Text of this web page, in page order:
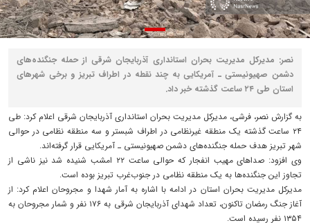
نصر: مدیرکل مدیریت بحران استانداری آذربایجان شرقی از حمله جنگنده‌های
دشمن صهیونیستی ـ آمریکایی به چند نقطه در اطراف تبریز و برخی شهرهای
استان طی ۲۴ ساعت گذشته خبر داد.
به گزارش نصر، فرشی، مدیرکل مدیریت بحران استانداری آذربایجان شرقی اعلام کرد: طی
۲۴ ساعت گذشته یک منطقه غیرنظامی در اطراف شبستر و سه منطقه نظامی در حوالی
شهر تبریز هدف حمله جنگنده‌های دشمن صهیونیستی ـ آمریکایی قرار گرفته‌اند.
وی افزود: صداهای مهیب انفجار که حوالی ساعت ۲۲ امشب شنیده شد نیز ناشی از
تجاوز این جنگنده‌ها به یک منطقه نظامی در جنوب‌غرب تبریز بوده است.
مدیرکل مدیریت بحران استان در ادامه با اشاره به آمار شهدا و مجروحان اعلام کرد: از
آغاز جنگ رمضان تاکنون، تعداد شهدای آذربایجان شرقی به ۱۷۶ نفر و شمار مجروحان به
۱۳۵۴ نفر رسیده است.